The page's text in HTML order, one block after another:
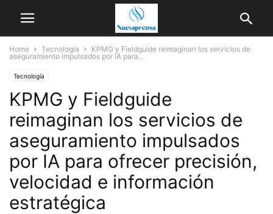
Home Tecnología
KPMG y Fieldguide reimaginan los servicios de
aseguramiento impulsados por IA para...
Tecnología
KPMG y Fieldguide
reimaginan los servicios de
aseguramiento impulsados
por IA para ofrecer precisión,
velocidad e información
estratégica